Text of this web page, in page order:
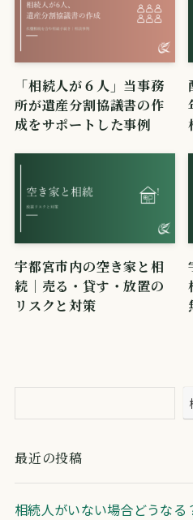
「相続人が６人」当事務
所が遺産分割協議書の作
成をサポートした事例
宇都宮市内の空き家と相
続｜売る・貸す・放置の
リスクと対策
最近の投稿
相続人がいない場合どうな